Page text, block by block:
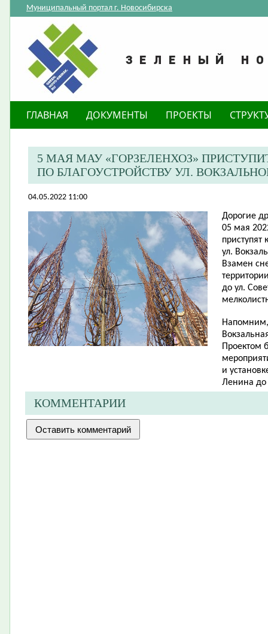
Муниципальный портал г. Новосибирска
ГЛАВНАЯ ДОКУМЕНТЫ ПРОЕКТЫ
5 МАЯ МАУ «ГОРЗЕЛЕНХОЗ»
ПО БЛАГОУСТРОЙСТВУ УЛ.
04.05.2022 11:00
Дорогие
05 мая
приступят
ул.
Взамен
до ул.
Напомним,
Проектом
и
Ленина до
КОММЕНТАРИИ